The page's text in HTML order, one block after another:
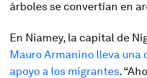
árboles se convertían en
En Niamey, la capital de
Mauro Armanino lleva una
apoyo a los migrantes.